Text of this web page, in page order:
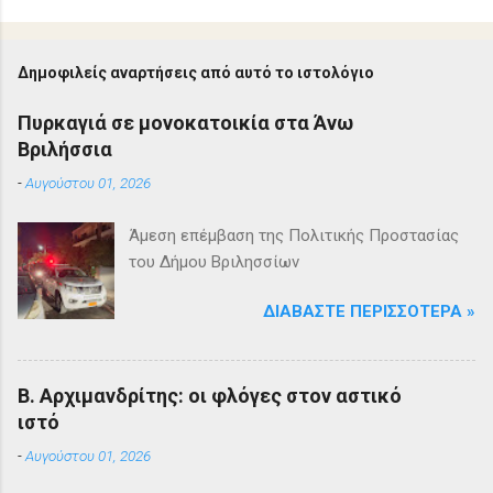
Δημοφιλείς αναρτήσεις από αυτό το ιστολόγιο
Πυρκαγιά σε μονοκατοικία στα Άνω
Βριλήσσια
-Αυγούστου 01, 2026
Άμεση επέμβαση της Πολιτικής Προστασίας
του Δήμου Βριλησσίων
ΔΙΑΒΆΣΤΕ ΠΕΡΙΣΣΌΤΕΡΑ »
Β. Αρχιμανδρίτης: οι φλόγες στον αστικό
ιστό
-Αυγούστου 01, 2026